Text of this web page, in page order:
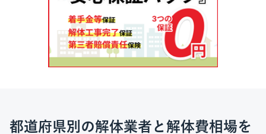
都道府県別の解体業者と解体費相場を